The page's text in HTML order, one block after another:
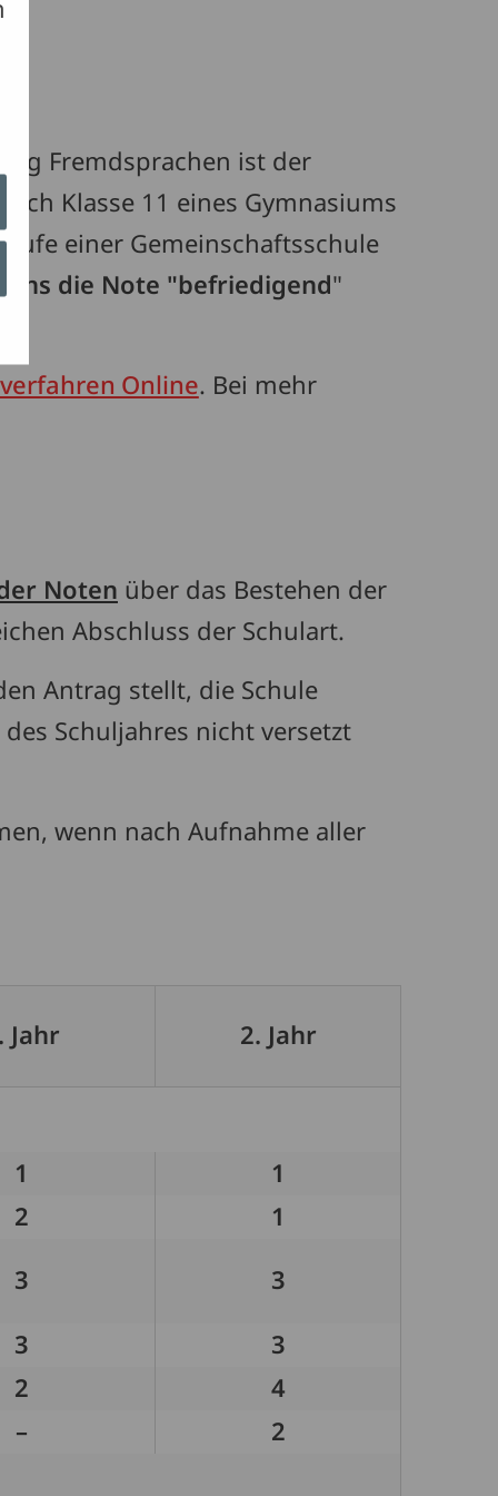
Fremdsprachen ist der
Klasse 11 eines Gymnasiums
einer Gemeinschaftsschule
die Note "befriedigend"
Online. Bei mehr
Noten über das Bestehen der
Abschluss der Schulart.
Antrag stellt, die Schule
Schuljahres nicht versetzt
wenn nach Aufnahme aller
Jahr 2. Jahr
1
1
2
1
3
3
3
3
2
4
–
2